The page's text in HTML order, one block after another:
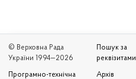
© Верховна Рада
України 1994—2026
Програмно-технічна
Пошук за
реквізитами
Архів